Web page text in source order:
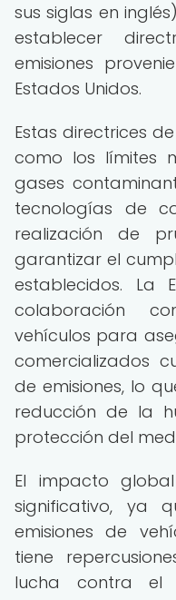
sus siglas en
establecer
emisiones
Estados Unidos.
Estas directrices
como los límites
gases
tecnologías de
realización de
garantizar el
establecidos. La
colaboración
vehículos para
comercializados
de emisiones, lo
reducción de la
protección del
El impacto
significativo, ya
emisiones de
tiene
lucha contra el